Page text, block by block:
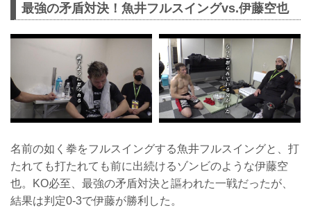
最強の矛盾対決！魚井フルスイングvs.伊藤空也
名前の如く拳をフルスイングする魚井フルスイングと、打
たれても打たれても前に出続けるゾンビのような伊藤空
也。KO必至、最強の矛盾対決と謳われた一戦だったが、
結果は判定0-3で伊藤が勝利した。